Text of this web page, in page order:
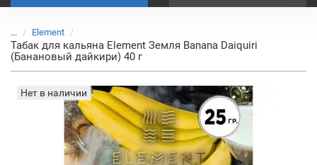
... Element
Табак для кальяна Element Земля Banana Daiquiri
(Банановый дайкири) 40 г
Нет в наличии